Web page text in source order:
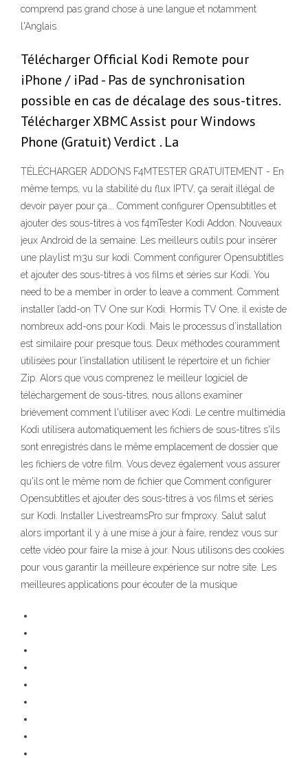
comprend pas grand chose à une langue et notamment
l'Anglais.
Télécharger Official Kodi Remote pour
iPhone / iPad - Pas de synchronisation
possible en cas de décalage des sous-titres.
Télécharger XBMC Assist pour Windows
Phone (Gratuit) Verdict . La
TÉLÉCHARGER ADDONS F4MTESTER GRATUITEMENT - En
même temps, vu la stabilité du flux IPTV, ça serait illégal de
devoir payer pour ça…. Comment configurer Opensubtitles et
ajouter des sous-titres à vos f4mTester Kodi Addon. Nouveaux
jeux Android de la semaine. Les meilleurs outils pour insérer
une playlist m3u sur kodi. Comment configurer Opensubtitles
et ajouter des sous-titres à vos films et séries sur Kodi. You
need to be a member in order to leave a comment. Comment
installer l’add-on TV One sur Kodi. Hormis TV One, il existe de
nombreux add-ons pour Kodi. Mais le processus d’installation
est similaire pour presque tous. Deux méthodes couramment
utilisées pour l’installation utilisent le répertoire et un fichier
Zip. Alors que vous comprenez le meilleur logiciel de
téléchargement de sous-titres, nous allons examiner
brièvement comment l'utiliser avec Kodi. Le centre multimédia
Kodi utilisera automatiquement les fichiers de sous-titres s'ils
sont enregistrés dans le même emplacement de dossier que
les fichiers de votre film. Vous devez également vous assurer
qu'ils ont le même nom de fichier que Comment configurer
Opensubtitles et ajouter des sous-titres à vos films et séries
sur Kodi. Installer LivestreamsPro sur fmproxy. Salut salut
alors important il y à une mise à jour à faire, rendez vous sur
cette vidéo pour faire la mise à jour. Nous utilisons des cookies
pour vous garantir la meilleure expérience sur notre site. Les
meilleures applications pour écouter de la musique